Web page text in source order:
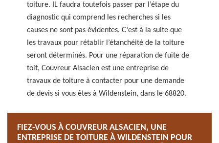
toiture. IL faudra toutefois passer par l’étape du
diagnostic qui comprend les recherches si les
causes ne sont pas évidentes. C’est à la suite que
les travaux pour rétablir l’étanchéité de la toiture
seront déterminés. Pour une réparation de fuite de
toit, Couvreur Alsacien est une entreprise de
travaux de toiture à contacter pour une demande
de devis si vous êtes à Wildenstein, dans le 68820.
FIEZ-VOUS À COUVREUR ALSACIEN, UNE
ENTREPRISE DE TOITURE À WILDENSTEIN POUR